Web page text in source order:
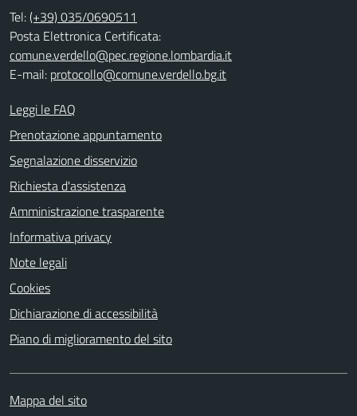
Tel:(+39) 035/0690511
Posta Elettronica Certificata:
comune.verdello@pec.regione.lombardia.it
E-mail: protocollo@comune.verdello.bg.it
Leggi le FAQ
Prenotazione appuntamento
Segnalazione disservizio
Richiesta d'assistenza
Amministrazione trasparente
Informativa privacy
Note legali
Cookies
Dichiarazione di accessibilità
Piano di miglioramento del sito
Mappa del sito